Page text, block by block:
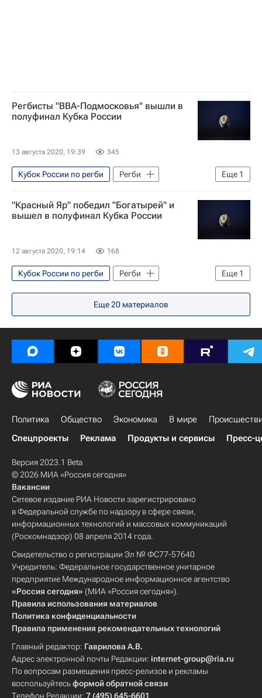
Регбисты "ВВА-Подмосковья" вышли в
полуфинал Кубка России
13 августа 2020, 19:39 345
Еще 1
Кубок России по регби
Регби
ВВА-Подмосковье
"Красный Яр" победил "Богатырей" и
вышел в полуфинал Кубка России
12 августа 2020, 19:14 168
Еще 1
Кубок России по регби
Регби
Красный Яр
Еще20 материалов
Политика Общество Экономика В мире
Спецпроекты
Реклама Продукты и сервисы Пресс-
Версия 2023.1 Beta
© 2026 МИА «Россия сегодня»
Вакансии
Сетевое издание РИА Новости зарегистрировано
в Федеральной службе по надзору в сфере связи,
информационных технологий и массовых коммуникаций
(Роскомнадзор) 08 апреля 2014 года.
Свидетельство о регистрации Эл № ФС77-57640
Учредитель: Федеральное государственное унитарное
предприятие Международное информационное агентство
«Россия сегодня» (МИА «Россия сегодня»).
Правила использования материалов
Политика конфиденциальности
Правила применения рекомендательных технологий
Главный редактор: Гаврилова А.В.
Адрес электронной почты Редакции: internet-group@ria.ru
По вопросам размещения пресс-релизов и рекламы
воспользуйтесьформой обратной связи
Телефон Редакции: 7 (495) 645-6601